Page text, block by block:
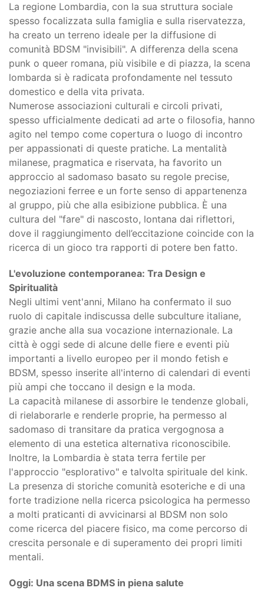
La regione Lombardia, con la sua struttura sociale
spesso focalizzata sulla famiglia e sulla riservatezza,
ha creato un terreno ideale per la diffusione di
comunità BDSM "invisibili". A differenza della scena
punk o queer romana, più visibile e di piazza, la scena
lombarda si è radicata profondamente nel tessuto
domestico e della vita privata.
Numerose associazioni culturali e circoli privati,
spesso ufficialmente dedicati ad arte o filosofia, hanno
agito nel tempo come copertura o luogo di incontro
per appassionati di queste pratiche. La mentalità
milanese, pragmatica e riservata, ha favorito un
approccio al sadomaso basato su regole precise,
negoziazioni ferree e un forte senso di appartenenza
al gruppo, più che alla esibizione pubblica. È una
cultura del "fare" di nascosto, lontana dai riflettori,
dove il raggiungimento dell’eccitazione coincide con la
ricerca di un gioco tra rapporti di potere ben fatto.
L'evoluzione contemporanea: Tra Design e
Spiritualità
Negli ultimi vent'anni, Milano ha confermato il suo
ruolo di capitale indiscussa delle subculture italiane,
grazie anche alla sua vocazione internazionale. La
città è oggi sede di alcune delle fiere e eventi più
importanti a livello europeo per il mondo fetish e
BDSM, spesso inserite all'interno di calendari di eventi
più ampi che toccano il design e la moda.
La capacità milanese di assorbire le tendenze globali,
di rielaborarle e renderle proprie, ha permesso al
sadomaso di transitare da pratica vergognosa a
elemento di una estetica alternativa riconoscibile.
Inoltre, la Lombardia è stata terra fertile per
l'approccio "esplorativo" e talvolta spirituale del kink.
La presenza di storiche comunità esoteriche e di una
forte tradizione nella ricerca psicologica ha permesso
a molti praticanti di avvicinarsi al BDSM non solo
come ricerca del piacere fisico, ma come percorso di
crescita personale e di superamento dei propri limiti
mentali.
Oggi: Una scena BDMS in piena salute